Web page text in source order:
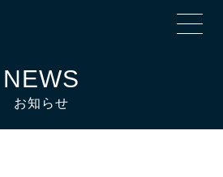
NEWS
お知らせ